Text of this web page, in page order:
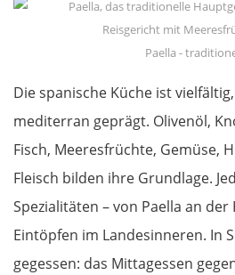
Paella -
Die spanische Küche ist
mediterran geprägt. Olivenöl,
Fisch, Meeresfrüchte, Gemüse,
Fleisch bilden ihre Grundlage.
Spezialitäten – von Paella an
Eintöpfen im Landesinneren. In
gegessen: das Mittagessen
Debrecen
Oradea
Cluj-Napoca
Târnăveni
Sibiu